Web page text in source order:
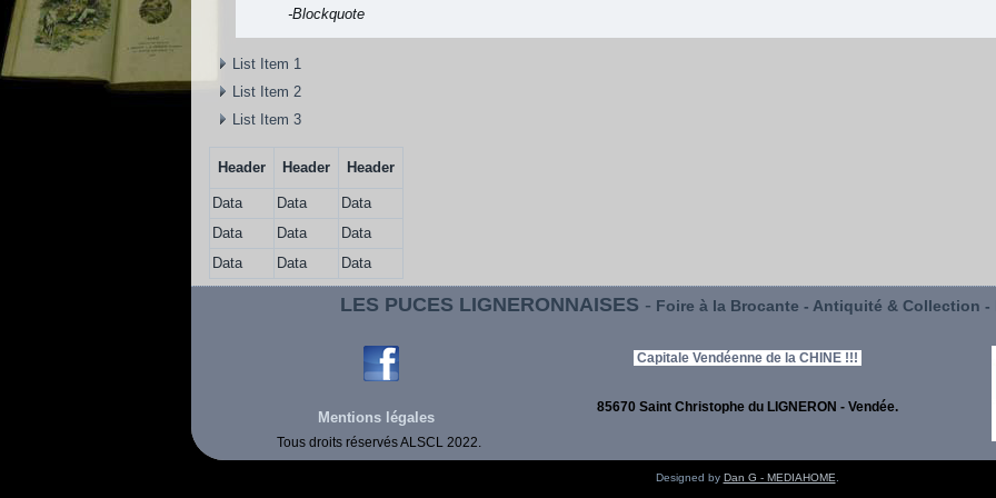
-Blockquote
List Item 1
List Item 2
List Item 3
Header Header Header
Data Data
Data
Data
Data
Data
Data
Data Data
LES PUCES LIGNERONNAISES - Foire à la Brocante - Antiquité & Collection -
Mentions légales
Tous droits réservés ALSCL 2022.
Capitale Vendéenne de la CHINE !!!
85670 Saint Christophe du LIGNERON - Vendée.
Designed by Dan G - MEDIAHOME